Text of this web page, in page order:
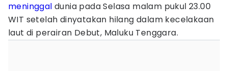
meninggal dunia pada Selasa malam pukul 23.00
WIT setelah dinyatakan hilang dalam kecelakaan
laut di perairan Debut, Maluku Tenggara.